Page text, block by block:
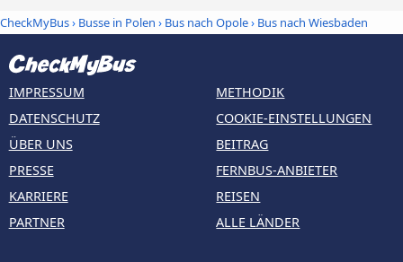
CheckMyBus› Busse in Polen › Bus nach Opole› Bus nach Wiesbaden
IMPRESSUM
DATENSCHUTZ
ÜBER UNS
PRESSE
KARRIERE
PARTNER
METHODIK
COOKIE-EINSTELLUNGEN
BEITRAG
FERNBUS-ANBIETER
REISEN
ALLE LÄNDER